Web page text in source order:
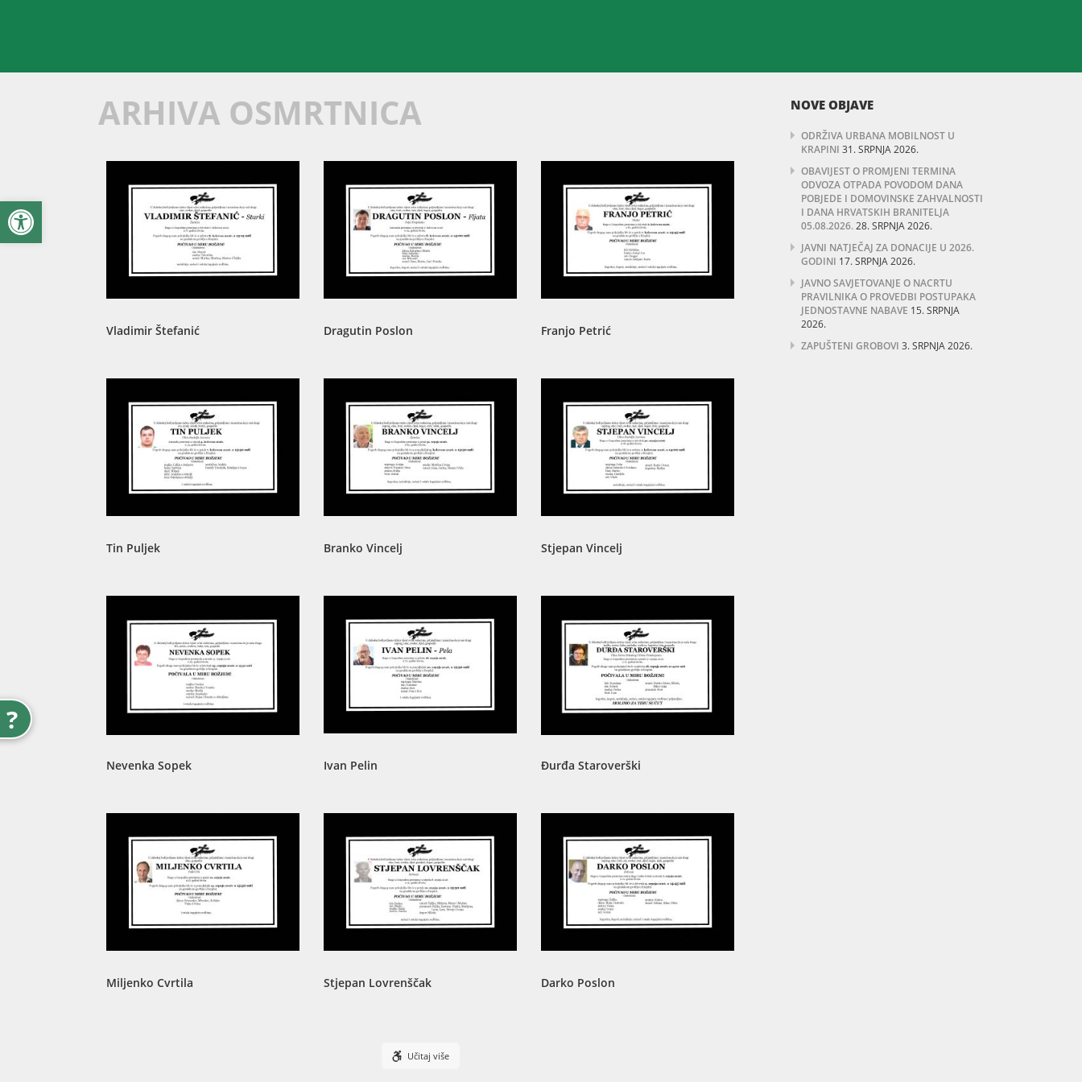
Open toolbar
?
ARHIVA OSMRTNICA
Vladimir Štefanić Dragutin Poslon Franjo Petrić
Tin Puljek Branko Vincelj Stjepan Vincelj
Nevenka Sopek Ivan Pelin Đurđa Staroverški
Miljenko Cvrtila Stjepan Lovrenščak Darko Poslon
Učitaj više
NOVE OBJAVE
ODRŽIVA URBANA MOBILNOST U
KRAPINI 31. SRPNJA 2026.
OBAVIJEST O PROMJENI TERMINA
ODVOZA OTPADA POVODOM DANA
POBJEDE I DOMOVINSKE ZAHVALNOSTI
I DANA HRVATSKIH BRANITELJA
05.08.2026.28. SRPNJA 2026.
JAVNI NATJEČAJ ZA DONACIJE U 2026.
GODINI 17. SRPNJA 2026.
JAVNO SAVJETOVANJE O NACRTU
PRAVILNIKA O PROVEDBI POSTUPAKA
JEDNOSTAVNE NABAVE 15. SRPNJA
2026.
ZAPUŠTENI GROBOVI 3. SRPNJA 2026.